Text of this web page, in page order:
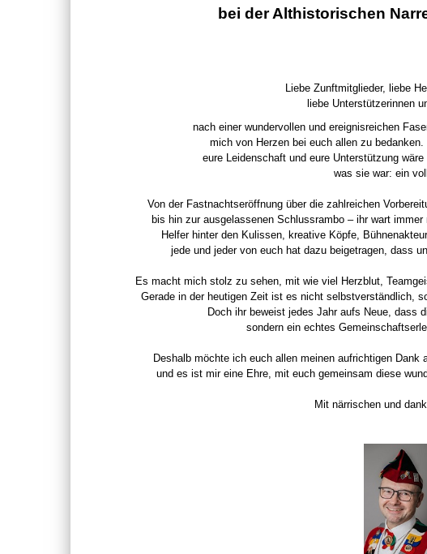
bei der Althistorischen
Liebe Zunftmitglieder, liebe
liebe Unterstützerinnen
nach einer wundervollen und ereignisreichen
mich von Herzen bei euch allen zu
eure Leidenschaft und eure Unterstützung
was sie war: ein
Von der Fastnachtseröffnung über die zahlreichen
bis hin zur ausgelassenen Schlussrambo – ihr wart
Helfer hinter den Kulissen, kreative Köpfe,
jede und jeder von euch hat dazu beigetragen, dass
Es macht mich stolz zu sehen, mit wie viel Herzblut,
Gerade in der heutigen Zeit ist es nicht selbstverständlich,
Doch ihr beweist jedes Jahr aufs Neue, dass
sondern ein echtes
Deshalb möchte ich euch allen meinen aufrichtigen
und es ist mir eine Ehre, mit euch gemeinsam diese
Mit närrischen und